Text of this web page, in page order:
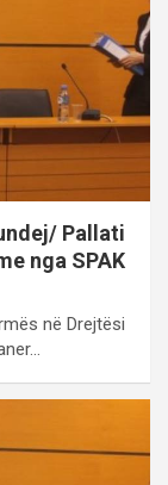
Pallati
nga SPAK
në Drejtësi